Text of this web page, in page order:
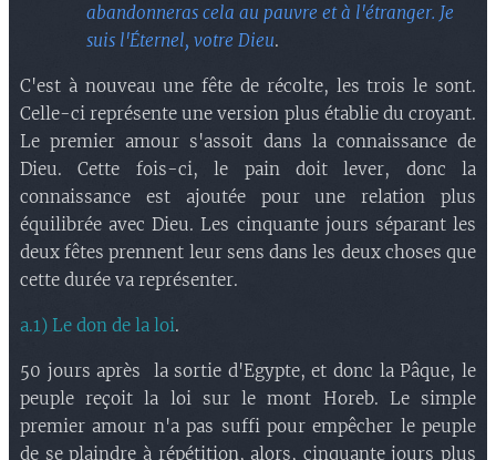
abandonneras cela au pauvre et à l'étranger. Je
suis l'Éternel, votre Dieu.
C'est à nouveau une fête de récolte, les trois le sont.
Celle-ci représente une version plus établie du croyant.
Le premier amour s'assoit dans la connaissance de
Dieu. Cette fois-ci, le pain doit lever, donc la
connaissance est ajoutée pour une relation plus
équilibrée avec Dieu. Les cinquante jours séparant les
deux fêtes prennent leur sens dans les deux choses que
cette durée va représenter.
a.1) Le don de la loi.
50 jours après la sortie d'Egypte, et donc la Pâque, le
peuple reçoit la loi sur le mont Horeb. Le simple
premier amour n'a pas suffi pour empêcher le peuple
de se plaindre à répétition, alors, cinquante jours plus